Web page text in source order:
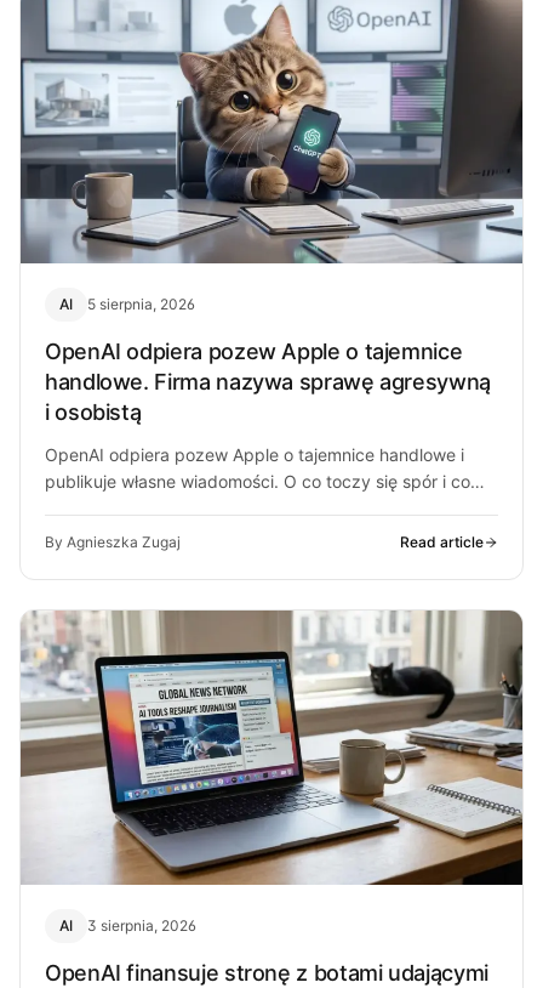
AI 5 sierpnia, 2026
OpenAI odpiera pozew Apple o tajemnice
handlowe. Firma nazywa sprawę agresywną
i osobistą
OpenAI odpiera pozew Apple o tajemnice handlowe i
publikuje własne wiadomości. O co toczy się spór i co
By Agnieszka Zugaj Read article
AI 3 sierpnia, 2026
OpenAI finansuje stronę z botami udającymi